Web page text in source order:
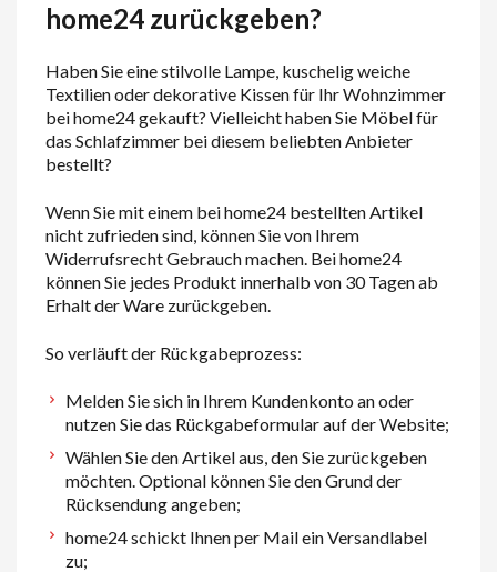
home24 zurückgeben?
Haben Sie eine stilvolle Lampe, kuschelig weiche
Textilien oder dekorative Kissen für Ihr Wohnzimmer
bei home24 gekauft? Vielleicht haben Sie Möbel für
das Schlafzimmer bei diesem beliebten Anbieter
bestellt?
Wenn Sie mit einem bei home24 bestellten Artikel
nicht zufrieden sind, können Sie von Ihrem
Widerrufsrecht Gebrauch machen. Bei home24
können Sie jedes Produkt innerhalb von 30 Tagen ab
Erhalt der Ware zurückgeben.
So verläuft der Rückgabeprozess:
Melden Sie sich in Ihrem Kundenkonto an oder
nutzen Sie das Rückgabeformular auf der Website;
Wählen Sie den Artikel aus, den Sie zurückgeben
möchten. Optional können Sie den Grund der
Rücksendung angeben;
home24 schickt Ihnen per Mail ein Versandlabel
zu;